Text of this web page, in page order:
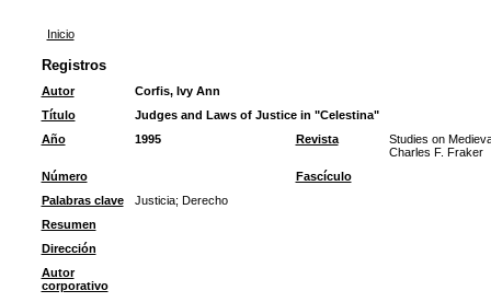
Inicio
Registros
Autor
Corfis, Ivy Ann
Título
Judges and Laws of Justice in "Celestina"
Año
1995 Revista
Studies on
Charles F. Fraker
Número
Fascículo
Palabras clave
Justicia; Derecho
Resumen
Dirección
Autor
corporativo